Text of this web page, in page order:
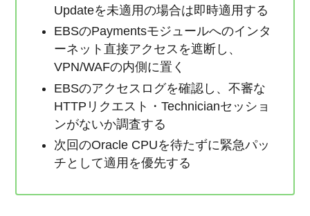
Updateを未適用の場合は即時適用する
EBSのPaymentsモジュールへのインタ
ーネット直接アクセスを遮断し、
VPN/WAFの内側に置く
EBSのアクセスログを確認し、不審な
HTTPリクエスト・Technicianセッショ
ンがないか調査する
次回のOracle CPUを待たずに緊急パッ
チとして適用を優先する